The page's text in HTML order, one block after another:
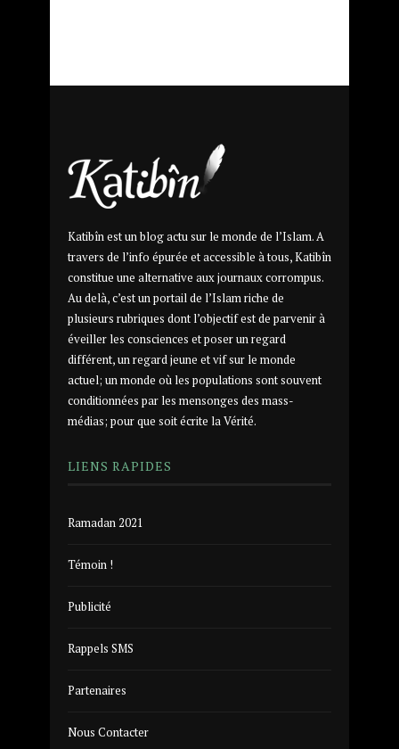
Katibîn est un blog actu sur le monde de l’Islam. A
travers de l’info épurée et accessible à tous, Katibîn
constitue une alternative aux journaux corrompus.
Au delà, c’est un portail de l’Islam riche de
plusieurs rubriques dont l’objectif est de parvenir à
éveiller les consciences et poser un regard
différent, un regard jeune et vif sur le monde
actuel; un monde où les populations sont souvent
conditionnées par les mensonges des mass-
médias; pour que soit écrite la Vérité.
LIENS RAPIDES
Ramadan 2021
Témoin !
Publicité
Rappels SMS
Partenaires
Nous Contacter